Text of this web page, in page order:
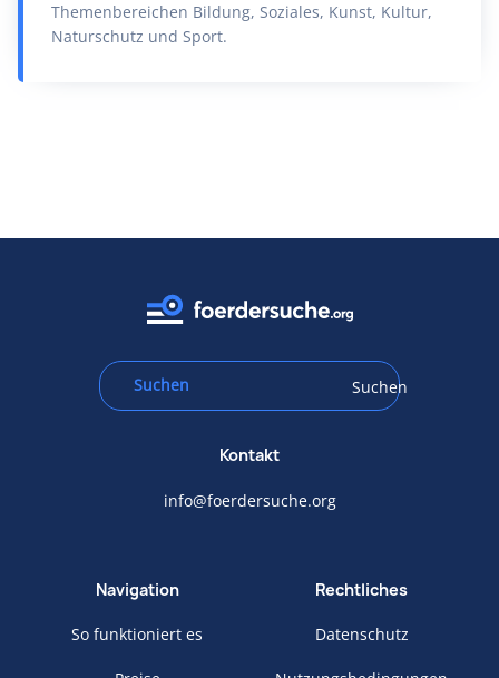
Themenbereichen Bildung, Soziales, Kunst, Kultur,
Naturschutz und Sport.
Suchen
Kontakt
info@foerdersuche.org
Navigation
So funktioniert es
Rechtliches
Datenschutz